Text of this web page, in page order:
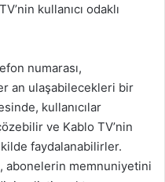
kullanıcı odaklı
numarası,
an ulaşabilecekleri bir
kullanıcılar
ve Kablo TV’nin
faydalanabilirler.
abonelerin memnuniyetini